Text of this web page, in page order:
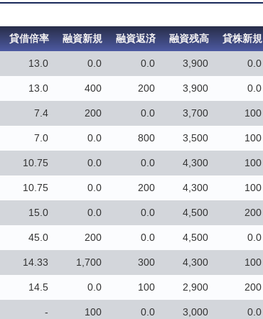
貸借倍率 融資新規 融資返済 融資残高 貸株新規
13.0 0.0 0.0 3,900 0.0
13.0 400 200 3,900 0.0
7.4 200 0.0 3,700 100
7.0 0.0 800 3,500 100
10.75 0.0 0.0 4,300 100
10.75 0.0 200 4,300 100
15.0 0.0 0.0 4,500 200
45.0 200 0.0 4,500 0.0
14.33 1,700 300 4,300 100
14.5 0.0 100 2,900 200
- 100 0.0 3,000 0.0